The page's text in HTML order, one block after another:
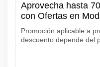
Aprovecha hasta
con Ofertas en
Promoción aplicable a
descuento depende del